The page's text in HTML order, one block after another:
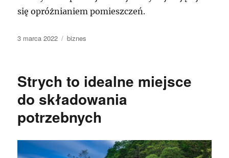
się opróżnianiem pomieszczeń.
Data
3 marca 2022 Kategorie
biznes
Strych to idealne miejsce
do składowania
potrzebnych